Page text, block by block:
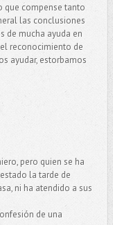
que compense tanto
las conclusiones
de mucha ayuda en
reconocimiento de
ayudar, estorbamos
pero quien se ha
la tarde de
ni ha atendido a sus
de una